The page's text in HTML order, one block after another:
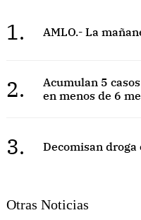
1. AMLO.- La
2.
Acumulan 5
en menos de 6
3. Decomisan droga
Otras Noticias